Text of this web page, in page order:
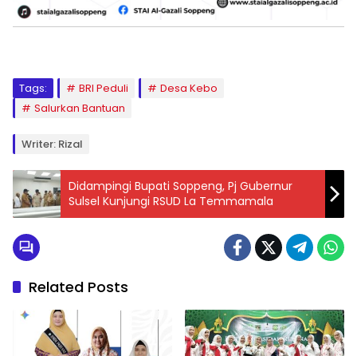
Tags: BRI Peduli
Desa Kebo
Salurkan Bantuan
Writer: Rizal
Didampingi Bupati Soppeng, Pj Gubernur
Sulsel Kunjungi RSUD La Temmamala
Related Posts